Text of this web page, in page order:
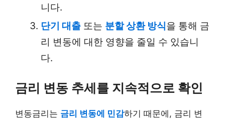
니다.
단기 대출 또는 분할 상환 방식을 통해 금
리 변동에 대한 영향을 줄일 수 있습니
다.
금리 변동 추세를 지속적으로 확인
변동금리는 금리 변동에 민감하기 때문에, 금리 변